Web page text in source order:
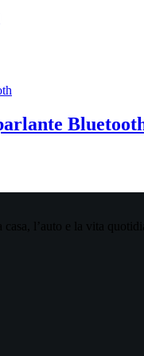
l’auto e la vita